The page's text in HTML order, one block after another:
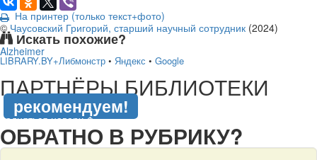
На принтер (только текст+фото)
©Чаусовский Григорий, старший научный сотрудник (2024)
Искать похожие?
Alzheimer
LIBRARY.BY+Либмонстр • Яндекс • Google
ПАРТНЁРЫ БИБЛИОТЕКИ
рекомендуем!
подняться наверх ↑
ОБРАТНО В РУБРИКУ?